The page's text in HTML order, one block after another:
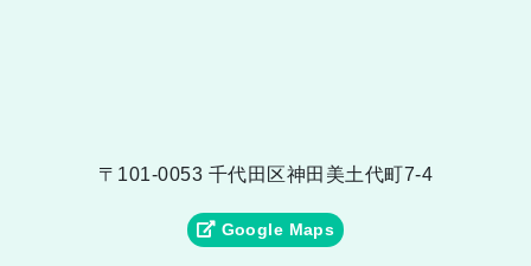
〒101-0053 千代田区神田美土代町7-4
Google Maps